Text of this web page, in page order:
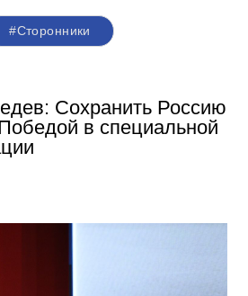
#Сторонники
Сохранить Россию
в специальной